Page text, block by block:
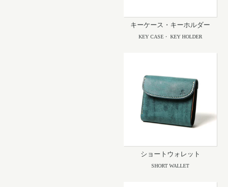
キーケース・キーホルダー
KEY CASE・ KEY HOLDER
ショートウォレット
SHORT WALLET